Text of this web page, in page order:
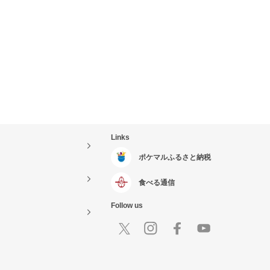
Links
ポケマルふるさと納税
食べる通信
Follow us